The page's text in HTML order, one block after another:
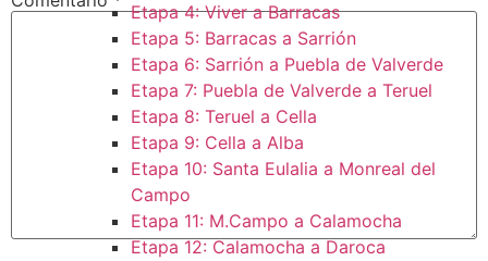
Etapa 4: Viver a Barracas
Etapa 5: Barracas a Sarrión
Etapa 6: Sarrión a Puebla de Valverde
Etapa 7: Puebla de Valverde a Teruel
Etapa 8: Teruel a Cella
Etapa 9: Cella a Alba
Etapa 10: Santa Eulalia a Monreal del
Campo​
Etapa 11: M.Campo a Calamocha​
Etapa 12: Calamocha a Daroca ​